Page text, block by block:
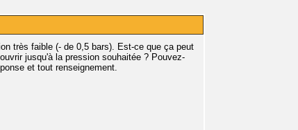
très faible (- de 0,5 bars). Est-ce que ça peut
jusqu'à la pression souhaitée ? Pouvez-
et tout renseignement.